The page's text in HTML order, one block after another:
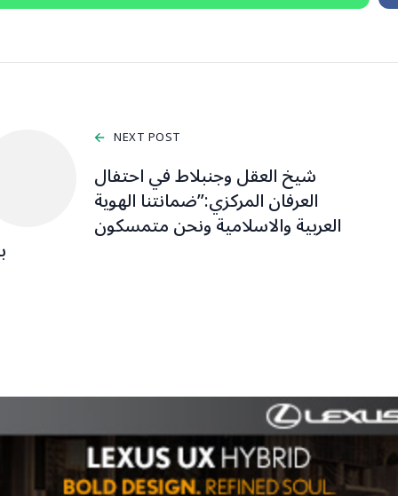
NEXT POST
شيخ العقل وجنبلاط في احتفال
العرفان المركزي:”ضمانتنا الهوية
العربية والاسلامية ونحن متمسكون